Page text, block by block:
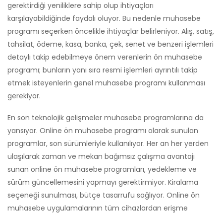
gerektirdiği yeniliklere sahip olup ihtiyaçları
karşılayabildiğinde faydalı oluyor. Bu nedenle muhasebe
programı seçerken öncelikle ihtiyaçlar belirleniyor. Alış, satış,
tahsilat, ödeme, kasa, banka, çek, senet ve benzeri işlemleri
detaylı takip edebilmeye önem verenlerin ön muhasebe
programı; bunların yanı sıra resmi işlemleri ayrıntılı takip
etmek isteyenlerin genel muhasebe programı kullanması
gerekiyor.
En son teknolojik gelişmeler muhasebe programlarına da
yansıyor. Online ön muhasebe programı olarak sunulan
programlar, son sürümleriyle kullanılıyor. Her an her yerden
ulaşılarak zaman ve mekan bağımsız çalışma avantajı
sunan online ön muhasebe programları, yedekleme ve
sürüm güncellemesini yapmayı gerektirmiyor. Kiralama
seçeneği sunulması, bütçe tasarrufu sağlıyor. Online ön
muhasebe uygulamalarının tüm cihazlardan erişme